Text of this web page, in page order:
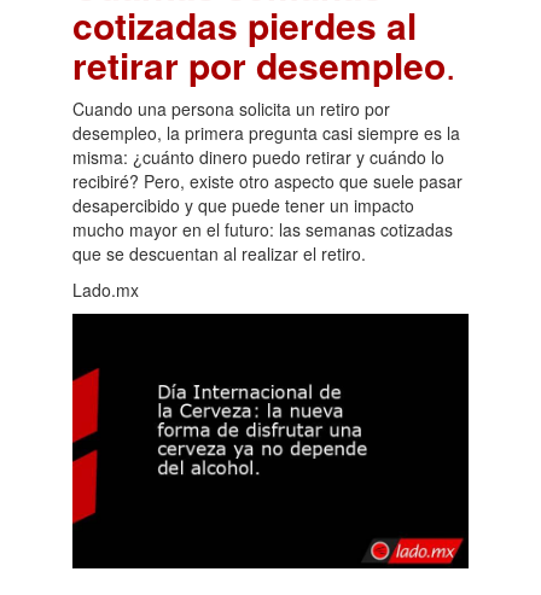
cotizadas pierdes al
retirar por desempleo.
Cuando una persona solicita un retiro por
desempleo, la primera pregunta casi siempre es la
misma: ¿cuánto dinero puedo retirar y cuándo lo
recibiré? Pero, existe otro aspecto que suele pasar
desapercibido y que puede tener un impacto
mucho mayor en el futuro: las semanas cotizadas
que se descuentan al realizar el retiro.
Lado.mx